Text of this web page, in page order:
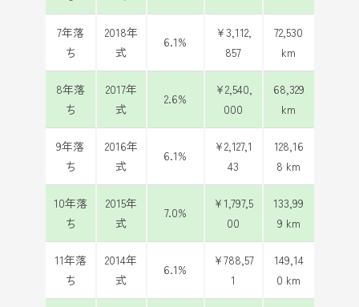
7年落
ち
2018年
式
6.1%
¥3,112,
857
72,530
km
8年落
ち
2017年
式
2.6%
¥2,540,
000
68,329
km
9年落
ち
2016年
式
6.1%
¥2,127,1
43
128,16
8 km
10年落
ち
2015年
式
7.0%
¥1,797,5
00
133,99
9 km
11年落
ち
2014年
式
6.1%
¥788,57
1
149,14
0 km